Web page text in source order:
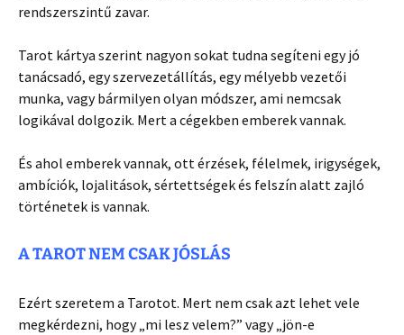
rendszerszintű zavar.
Tarot kártya szerint nagyon sokat tudna segíteni egy jó
tanácsadó, egy szervezetállítás, egy mélyebb vezetői
munka, vagy bármilyen olyan módszer, ami nemcsak
logikával dolgozik. Mert a cégekben emberek vannak.
És ahol emberek vannak, ott érzések, félelmek, irigységek,
ambíciók, lojalitások, sértettségek és felszín alatt zajló
történetek is vannak.
A TAROT NEM CSAK JÓSLÁS
Ezért szeretem a Tarotot. Mert nem csak azt lehet vele
megkérdezni, hogy „mi lesz velem?” vagy „jön-e